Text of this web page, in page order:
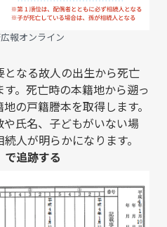
報オンライン
なる故人の出生から死亡
。死亡時の本籍地から遡っ
の戸籍謄本を取得します。
氏名、子どもがいない場
人が明らかになります。
追跡する